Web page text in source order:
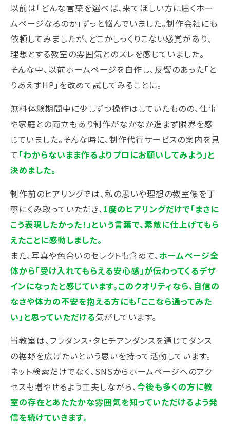
以前は「どんな言葉を選べば、来てほしい方に届くホー
ムページなるのか」ずっと悩んでいました。制作会社にも
依頼してみましたが、どこかしっくりこない感覚があり、
理想とする教室の雰囲気とのズレを感じていました。
そんな中、以前ホームページを自作し、反響のあった「と
りあえずHP」を改めて試してみることに。
無料体験期間中に少しずつ操作はしていたものの、仕事
や家庭との両立もあり制作がなかなか進まず限界を感
じていました。そんな時に、制作代行サービスの案内を見
て 「わからないまま作るよりプロにお願いしてみよう」と
決めました。
制作前のヒアリングでは、私の思いや理想の教室像を丁
寧にくみ取っていただき、1度のヒアリングだけで「まさに
こう表現したかった！」という言葉で、素敵に仕上げてもら
えたことに感動しました。
また、写真や色合いのセレクトも含めて、ホームページ全
体から「受け入れてもらえる安心感」が伝わってくるデザ
インになったと感じています。このクオリティなら、自信の
なさや体力の不安を抱える方にも「ここなら通ってみた
い」と思っていただける気がしています。
当教室は、フラダンス・タヒチアンダンスを通じてダンス
の裾野を広げたいという思いを持って活動しています。
ネット検索だけでなく、SNSからホームページへのアク
セスも増やせるよう工夫しながら、今後も多くの方に教
室の存在とあたたかな雰囲気を知っていただけるよう発
信を続けていきます。